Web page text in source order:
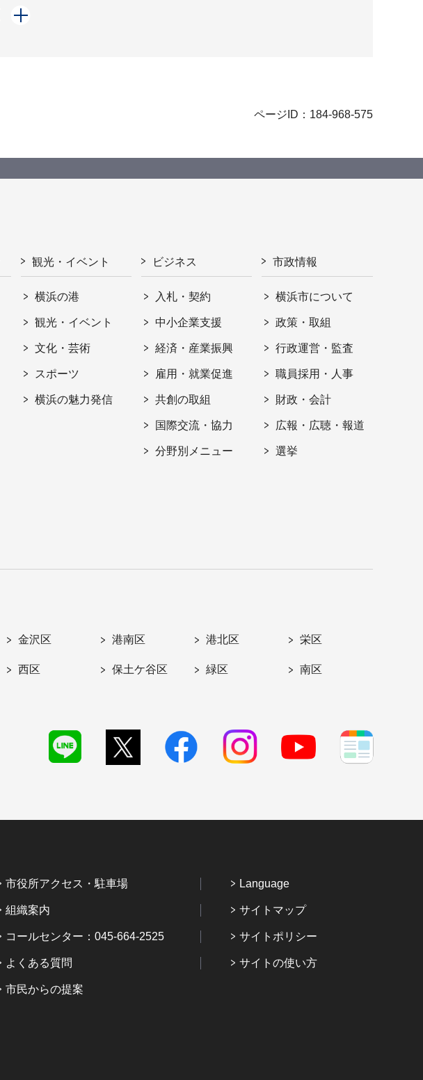
ページID：184-968-575
観光・イベント
横浜の港
観光・イベント
文化・芸術
スポーツ
横浜の魅力発信
ビジネス
入札・契約
中小企業支援
経済・産業振興
雇用・就業促進
共創の取組
国際交流・協力
分野別メニュー
市政情報
横浜市について
政策・取組
行政運営・監査
職員採用・人事
財政・会計
広報・広聴・報道
選挙
金沢区 港南区 港北区 栄区
西区 保土ケ谷区 緑区 南区
市役所アクセス・駐車場
組織案内
コールセンター：045-664-2525
よくある質問
市民からの提案
Language
サイトマップ
サイトポリシー
サイトの使い方